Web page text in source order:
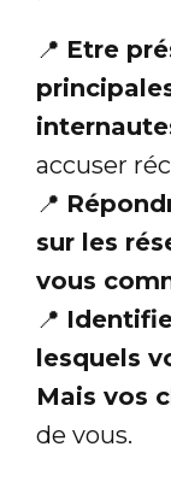
📍 Etre
accuser
📍
sur les
vous
📍
lesquels
Mais vos
de vous.